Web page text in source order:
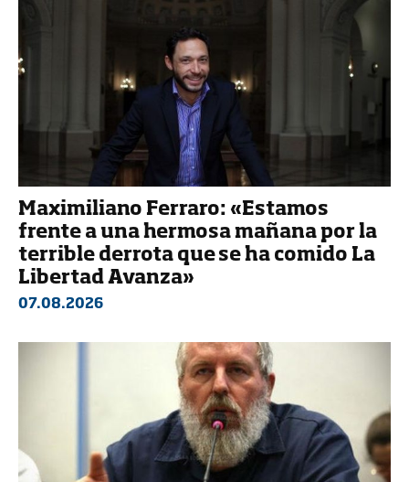
Maximiliano Ferraro: «Estamos
frente a una hermosa mañana por la
terrible derrota que se ha comido La
Libertad Avanza»
07.08.2026